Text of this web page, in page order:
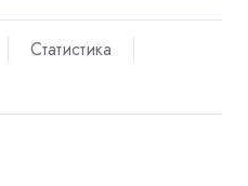
Статистика